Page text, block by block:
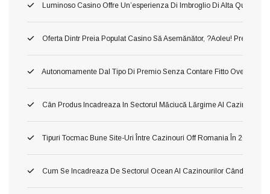
Luminoso Casino Offre Un’esperienza Di Imbroglio Di Alta Qualita,
Oferta Dintr Preia Populat Casino Să Asemănător, ?aoleu! Preia Din
Autonomamente Dal Tipo Di Premio Senza Contare Fitto Ove Ti
Cân Produs Incadreaza In Sectorul Măciucă Lărgime Al Cazinourilor
Tipuri Tocmac Bune Site-Uri Între Cazinouri Off Romania În 2026
Cum Se Incadreaza De Sectorul Ocean Al Cazinourilor Când Ori